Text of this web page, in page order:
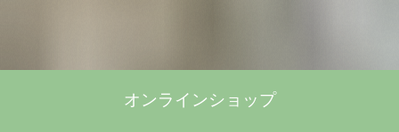
オンラインショップ